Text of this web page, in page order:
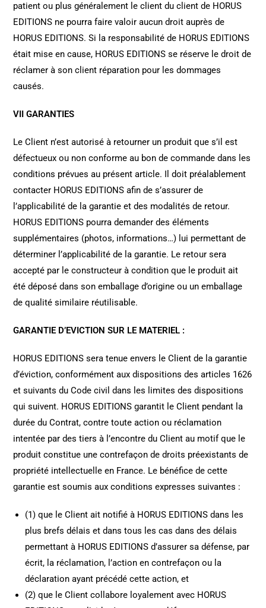
patient ou plus généralement le client du client de HORUS
EDITIONS ne pourra faire valoir aucun droit auprès de
HORUS EDITIONS. Si la responsabilité de HORUS EDITIONS
était mise en cause, HORUS EDITIONS se réserve le droit de
réclamer à son client réparation pour les dommages
causés.
VII GARANTIES
Le Client n’est autorisé à retourner un produit que s’il est
défectueux ou non conforme au bon de commande dans les
conditions prévues au présent article. Il doit préalablement
contacter HORUS EDITIONS afin de s’assurer de
l’applicabilité de la garantie et des modalités de retour.
HORUS EDITIONS pourra demander des éléments
supplémentaires (photos, informations…) lui permettant de
déterminer l’applicabilité de la garantie. Le retour sera
accepté par le constructeur à condition que le produit ait
été déposé dans son emballage d’origine ou un emballage
de qualité similaire réutilisable.
GARANTIE D’EVICTION SUR LE MATERIEL :
HORUS EDITIONS sera tenue envers le Client de la garantie
d’éviction, conformément aux dispositions des articles 1626
et suivants du Code civil dans les limites des dispositions
qui suivent. HORUS EDITIONS garantit le Client pendant la
durée du Contrat, contre toute action ou réclamation
intentée par des tiers à l’encontre du Client au motif que le
produit constitue une contrefaçon de droits préexistants de
propriété intellectuelle en France. Le bénéfice de cette
garantie est soumis aux conditions expresses suivantes :
(1) que le Client ait notifié à HORUS EDITIONS dans les
plus brefs délais et dans tous les cas dans des délais
permettant à HORUS EDITIONS d’assurer sa défense, par
écrit, la réclamation, l’action en contrefaçon ou la
déclaration ayant précédé cette action, et
(2) que le Client collabore loyalement avec HORUS